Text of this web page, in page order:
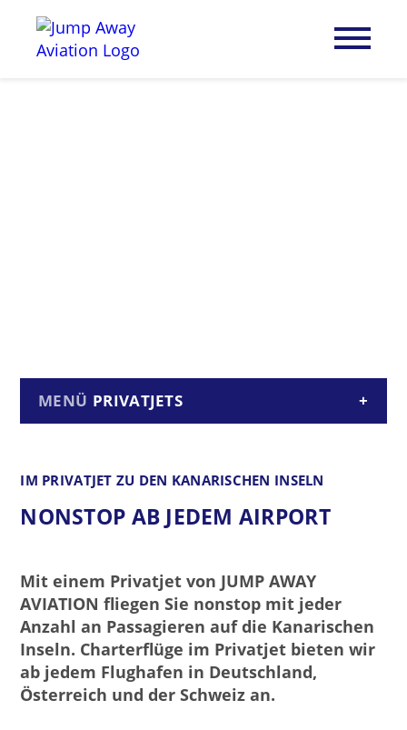
PRIVATJETS
IM PRIVATJET ZU DEN KANARISCHEN INSELN
NONSTOP AB JEDEM AIRPORT
Mit einem Privatjet von JUMP AWAY
AVIATION fliegen Sie nonstop mit jeder
Anzahl an Passagieren auf die Kanarischen
Inseln. Charterflüge im Privatjet bieten wir
ab jedem Flughafen in Deutschland,
Österreich und der Schweiz an.